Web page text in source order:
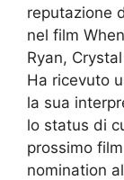
reputazione
nel film
Ryan,
Ha ricevuto
la sua
lo status di
prossimo
nomination